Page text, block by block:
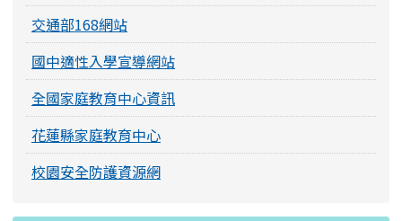
交通部168網站
國中適性入學宣導網站
全國家庭教育中心資訊
花蓮縣家庭教育中心
校園安全防護資源網